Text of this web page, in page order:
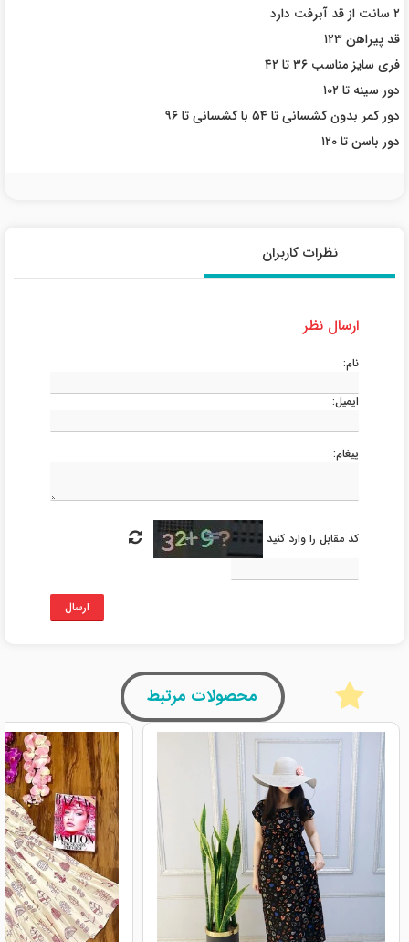
۲ سانت از قد آبرفت دارد
قد پیراهن ۱۲۳
فری سایز مناسب ۳۶ تا ۴۲
دور سینه تا ۱۰۲
دور کمر بدون کشسانی تا ۵۴ با کشسانی تا ۹۶
دور باسن تا ۱۲۰
نظرات کاربران
ارسال نظر
نام:
ایمیل:
پیغام:
کد مقابل را وارد کنید
ارسال
محصولات مرتبط